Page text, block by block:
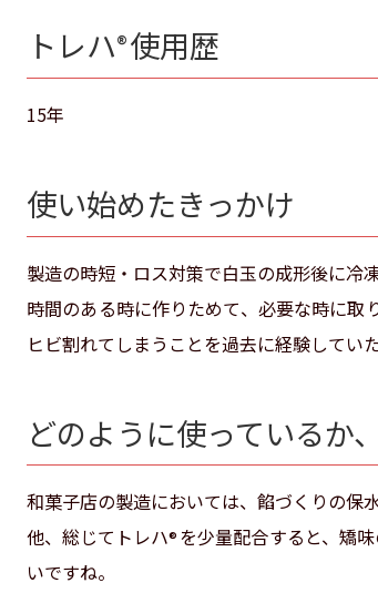
トレハ®使用歴
15年
使い始めたきっかけ
製造の時短・ロス対策で白玉の成形後に冷
時間のある時に作りためて、必要な時に
ヒビ割れてしまうことを過去に経験してい
どのように使っているか
和菓子店の製造においては、餡づくりの保
他、総じてトレハ® を少量配合すると、矯
いですね。